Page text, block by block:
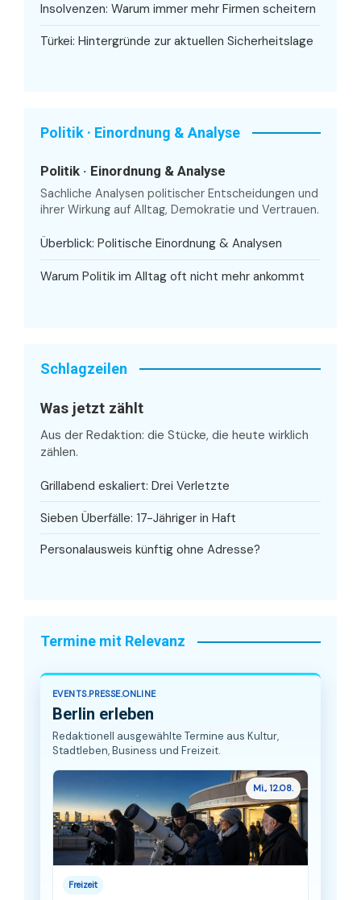
Insolvenzen: Warum immer mehr Firmen scheitern
Türkei: Hintergründe zur aktuellen Sicherheitslage
Politik · Einordnung & Analyse
Politik · Einordnung & Analyse
Sachliche Analysen politischer Entscheidungen und
ihrer Wirkung auf Alltag, Demokratie und Vertrauen.
Überblick: Politische Einordnung & Analysen
Warum Politik im Alltag oft nicht mehr ankommt
Schlagzeilen
Was jetzt zählt
Aus der Redaktion: die Stücke, die heute wirklich
zählen.
Grillabend eskaliert: Drei Verletzte
Sieben Überfälle: 17-Jähriger in Haft
Personalausweis künftig ohne Adresse?
Termine mit Relevanz
EVENTS.PRESSE.ONLINE
Berlin erleben
Redaktionell ausgewählte Termine aus Kultur,
Stadtleben, Business und Freizeit.
Mi., 12.08.
Freizeit